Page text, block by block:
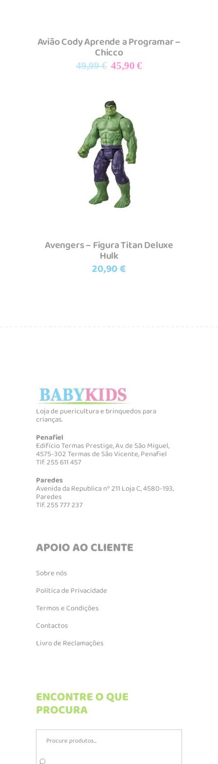
Avião Cody Aprende a Programar –
Chicco
49,99€ O
era:
49,99 €.
45,90€O
Adicionar
Avengers – Figura Titan Deluxe
Hulk
20,90€
Loja de puericultura e brinquedos para
crianças.
Penafiel
Edifício Termas Prestige, Av. de São Miguel,
4575-302 Termas de São Vicente, Penafiel
Tlf. 255 611 457
Paredes
Avenida da Republica nº 211 Loja C, 4580-193,
Paredes
Tlf. 255 777 237
APOIO AO CLIENTE
Sobre nós
Política de Privacidade
Termos e Condições
Contactos
Livro de Reclamações
ENCONTRE O QUE
PROCURA